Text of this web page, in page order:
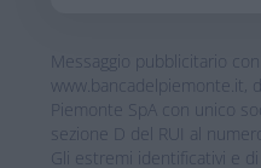
Messaggio pubblicitario
www.bancadelpiemonte.it,
Piemonte SpA con unico
sezione D del RUI al
Gli estremi identificativi e